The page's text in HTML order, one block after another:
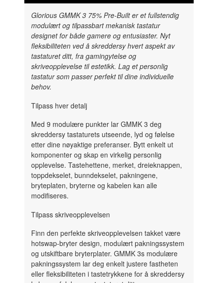
Glorious GMMK 3 75% Pre-Built er et fullstendig
modulært og tilpassbart mekanisk tastatur
designet for både gamere og entusiaster. Nyt
fleksibiliteten ved å skreddersy hvert aspekt av
tastaturet ditt, fra gamingytelse og
skriveopplevelse til estetikk. Lag et personlig
tastatur som passer perfekt til dine individuelle
behov.
Tilpass hver detalj
Med 9 modulære punkter lar GMMK 3 deg
skreddersy tastaturets utseende, lyd og følelse
etter dine nøyaktige preferanser. Bytt enkelt ut
komponenter og skap en virkelig personlig
opplevelse. Tastehettene, merket, dreieknappen,
toppdekselet, bunndekselet, pakningene,
bryteplaten, bryterne og kabelen kan alle
modifiseres.
Tilpass skriveopplevelsen
Finn den perfekte skriveopplevelsen takket være
hotswap-bryter design, modulært pakningssystem
og utskiftbare bryterplater. GMMK 3s modulære
pakningssystem lar deg enkelt justere fastheten
eller fleksibiliteten i tastetrykkene for å skreddersy